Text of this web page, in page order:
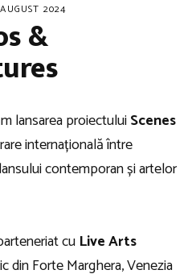
2024
&
lansarea proiectuluiScenes
internațională între
contemporan și artelor
cu Live Arts
din Forte Marghera, Venezia